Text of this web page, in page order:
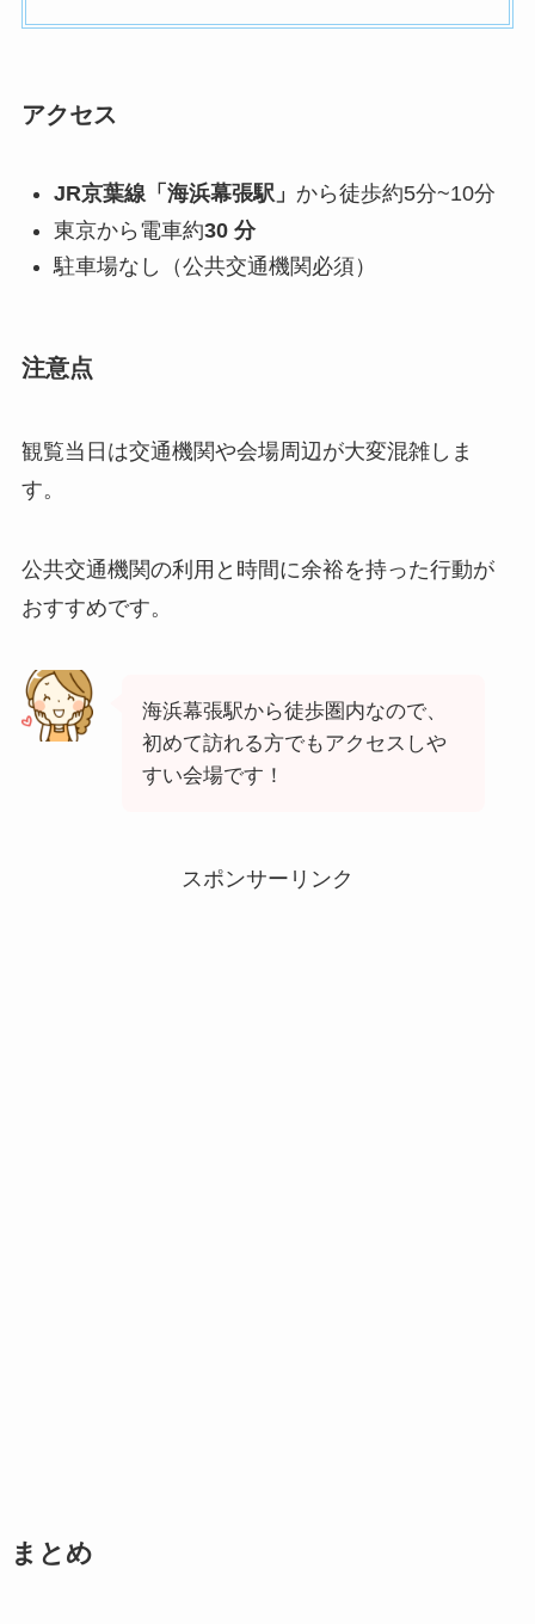
アクセス
JR京葉線「海浜幕張駅」 から徒歩約5分~10分
東京から電車約30 分
駐車場なし（公共交通機関必須）
注意点
観覧当日は交通機関や会場周辺が大変混雑しま
す。
公共交通機関の利用と時間に余裕を持った行動が
おすすめです。
海浜幕張駅から徒歩圏内なので、
初めて訪れる方でもアクセスしや
すい会場です！
スポンサーリンク
まとめ